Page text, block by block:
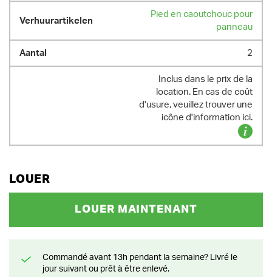
Pied en caoutchouc pour
panneau
2
Inclus dans le prix de la
location. En cas de coût
d'usure, veuillez trouver une
icône d'information ici.
LOUER
LOUER MAINTENANT
Commandé avant 13h pendant la semaine? Livré le
jour suivant ou prêt à être enlevé.